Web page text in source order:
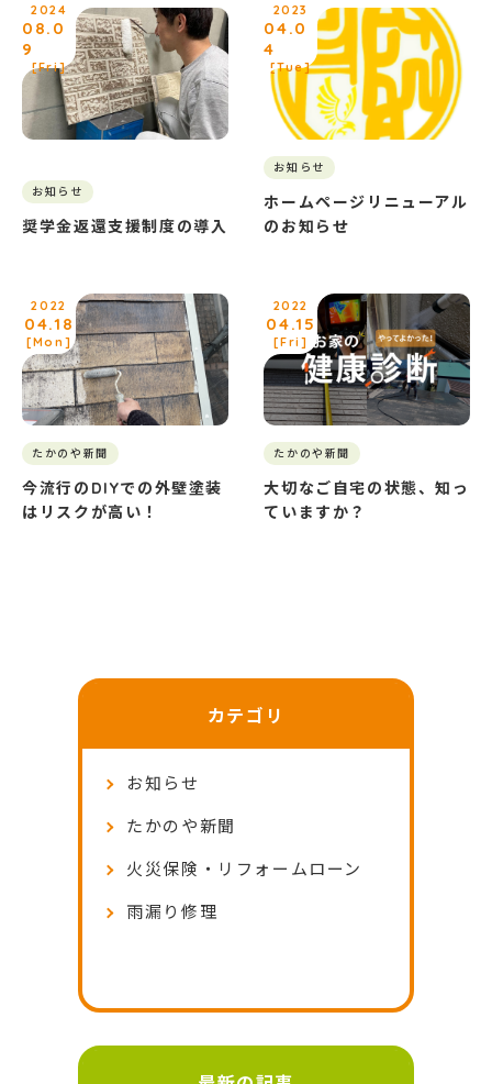
2024
08.0
9
[Fri]
お知らせ
奨学⾦返還⽀援制度の導⼊
2023
04.0
4
[Tue]
お知らせ
ホームページリニューアル
のお知らせ
2022
04.18
[Mon]
たかのや新聞
今流行のDIYでの外壁塗装
はリスクが高い！
2022
04.15
[Fri]
たかのや新聞
大切なご自宅の状態、知っ
ていますか？
カテゴリ
お知らせ
たかのや新聞
火災保険・リフォームローン
雨漏り修理